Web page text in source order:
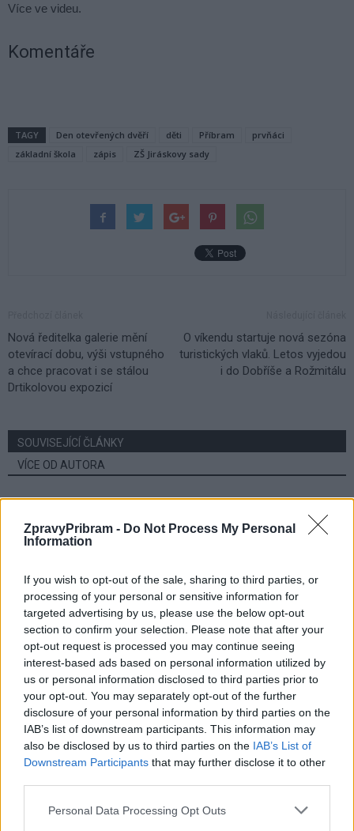
ZpravyPribram - Do Not Process My Personal
Information
If you wish to opt-out of the sale, sharing to third parties, or
processing of your personal or sensitive information for
targeted advertising by us, please use the below opt-out
section to confirm your selection. Please note that after your
opt-out request is processed you may continue seeing
interest-based ads based on personal information utilized by
us or personal information disclosed to third parties prior to
your opt-out. You may separately opt-out of the further
disclosure of your personal information by third parties on the
IAB’s list of downstream participants. This information may
also be disclosed by us to third parties on the IAB’s List of
Downstream Participants that may further disclose it to other
Personal Data Processing Opt Outs
Více ve videu.
Komentáře
TAGY Den otevřených dvěří děti Příbram
prvňáci
základní škola
zápis ZŠ Jiráskovy sady
Nová ředitelka galerie mění
otevírací dobu, výši vstupného
a chce pracovat i se stálou
Drtikolovou expozicí
O víkendu startuje nová sezóna
turistických vlaků. Letos vyjedou
i do Dobříše a Rožmitálu
SOUVISEJÍCÍ ČLÁNKY
VÍCE OD AUTORA
Zpravodajství
výborné podmínky. Horší voda je jen na
Zpravodajství
Příbram modernizuje parkovací automaty.
Přibudou i tři nové poblíž Svaté Hory
Zpravodajství
Středočeský kraj upravil pravidla soutěže.
Obce nově získají body i za předcházení
vzniku odpadu